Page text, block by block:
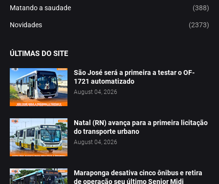
Matando a saudade (388)
Novidades (2373)
ÚLTIMAS DO SITE
São José será a primeira a testar o OF-
1721 automatizado
August 04, 2026
Natal (RN) avança para a primeira licitação
do transporte urbano
August 04, 2026
Maraponga desativa cinco ônibus e retira
de operação seu último Senior Midi